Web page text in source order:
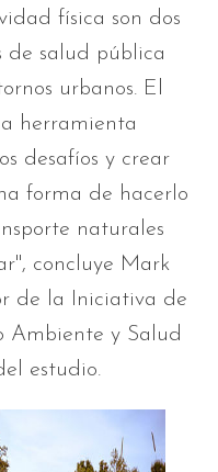
física son dos
de salud pública
urbanos. El
herramienta
desafíos y crear
forma de hacerlo
naturales
concluye Mark
de la Iniciativa de
Ambiente y Salud
estudio.